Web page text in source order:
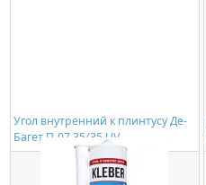
Угол внутренний к плинтусу Де-
Багет П-07 35/35 UV
60,00 ₽/шт